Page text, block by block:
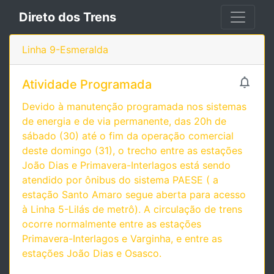
Direto dos Trens
Linha 9-Esmeralda

Atividade Programada
Devido à manutenção programada nos sistemas
de energia e de via permanente, das 20h de
sábado (30) até o fim da operação comercial
deste domingo (31), o trecho entre as estações
João Dias e Primavera-Interlagos está sendo
atendido por ônibus do sistema PAESE ( a
estação Santo Amaro segue aberta para acesso
à Linha 5-Lilás de metrô). A circulação de trens
ocorre normalmente entre as estações
Primavera-Interlagos e Varginha, e entre as
estações João Dias e Osasco.